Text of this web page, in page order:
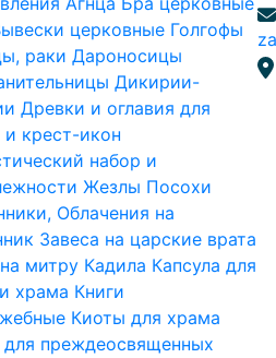
церковные Голгофы
раки Дароносицы
Дикирии-
Древки и оглавия для
и крест-икон
набор и
Жезлы Посохи
Облачения на
Завеса на царские врата
митру Кадила Капсула для
храма Книги
Киоты для храма
для преждеосвященных